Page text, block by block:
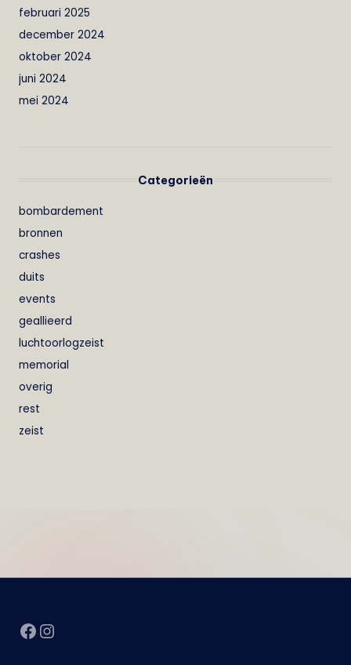
februari 2025
december 2024
oktober 2024
juni 2024
mei 2024
Categorieën
bombardement
bronnen
crashes
duits
events
geallieerd
luchtoorlogzeist
memorial
overig
rest
zeist
Facebook
Instagram